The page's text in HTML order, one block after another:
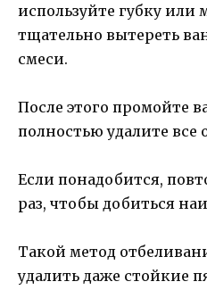
используйте губку или
тщательно вытереть
смеси.
После этого промойте
полностью удалите все
Если понадобится,
раз, чтобы добиться
Такой метод
удалить даже стойкие